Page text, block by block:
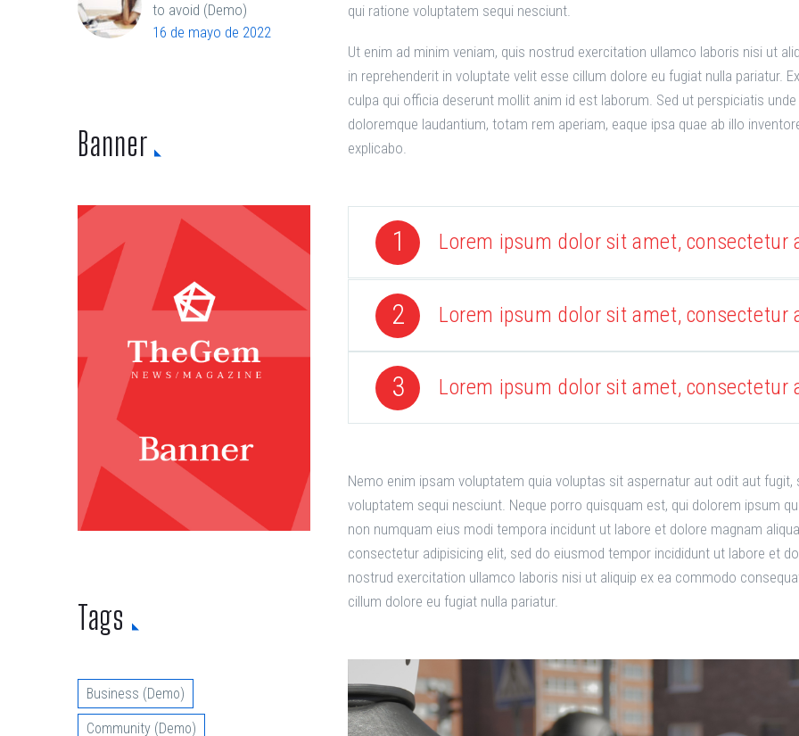
qui ratione voluptatem sequi nesciunt.
Ut enim ad minim veniam, quis nostrud exercitation ullamco laboris nisi ut
in reprehenderit in voluptate velit esse cillum dolore eu fugiat nulla pariatur.
culpa qui officia deserunt mollit anim id est laborum. Sed ut perspiciatis
doloremque laudantium, totam rem aperiam, eaque ipsa quae ab illo
explicabo.
1 Lorem ipsum dolor sit amet, consectetur
2 Lorem ipsum dolor sit amet, consectetur
3 Lorem ipsum dolor sit amet, consectetur
Nemo enim ipsam voluptatem quia voluptas sit aspernatur aut odit aut
voluptatem sequi nesciunt. Neque porro quisquam est, qui dolorem ipsum
non numquam eius modi tempora incidunt ut labore et dolore magnam
consectetur adipisicing elit, sed do eiusmod tempor incididunt ut labore et
nostrud exercitation ullamco laboris nisi ut aliquip ex ea commodo
cillum dolore eu fugiat nulla pariatur.
to avoid (Demo)
16 de mayo de 2022
Banner
Tags
Business (Demo)
Community (Demo)